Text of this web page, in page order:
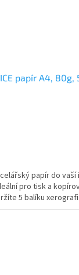
papír A4,
papír do
pro tisk a
5 balíku